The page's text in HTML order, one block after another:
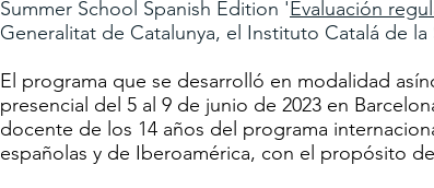
Summer School Spanish Edition 'Evaluación
Generalitat de Catalunya, el Instituto Catalá de
El programa que se desarrolló en modalidad
presencial del 5 al 9 de junio de 2023 en
docente de los 14 años del programa
españolas y de Iberoamérica, con el propósito